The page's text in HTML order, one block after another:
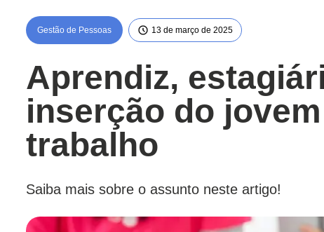
Gestão de Pessoas 13 de março de 2025
Aprendiz,
inserção do
trabalho
Saiba mais sobre o assunto neste artigo!